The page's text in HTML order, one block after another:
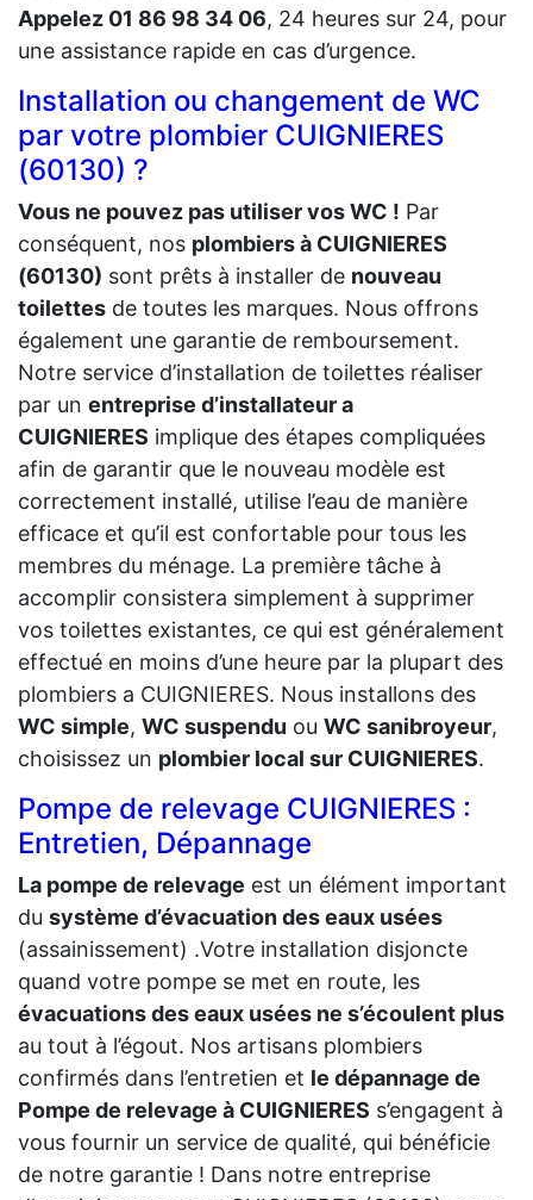
Appelez 01 86 98 34 06, 24 heures sur 24, pour
une assistance rapide en cas d’urgence.
Installation ou changement de WC
par votre plombier CUIGNIERES
(60130) ?
Vous ne pouvez pas utiliser vos WC ! Par
conséquent, nos plombiers à CUIGNIERES
(60130) sont prêts à installer de nouveau
toilettes de toutes les marques. Nous offrons
également une garantie de remboursement.
Notre service d’installation de toilettes réaliser
par un entreprise d’installateur a
CUIGNIERES implique des étapes compliquées
afin de garantir que le nouveau modèle est
correctement installé, utilise l’eau de manière
efficace et qu’il est confortable pour tous les
membres du ménage. La première tâche à
accomplir consistera simplement à supprimer
vos toilettes existantes, ce qui est généralement
effectué en moins d’une heure par la plupart des
plombiers a CUIGNIERES. Nous installons des
WC simple, WC suspendu ou WC sanibroyeur,
choisissez un plombier local sur CUIGNIERES.
Pompe de relevage CUIGNIERES :
Entretien, Dépannage
La pompe de relevage est un élément important
du système d’évacuation des eaux usées
(assainissement) .Votre installation disjoncte
quand votre pompe se met en route, les
évacuations des eaux usées ne s’écoulent plus
au tout à l’égout. Nos artisans plombiers
confirmés dans l’entretien et le dépannage de
Pompe de relevage à CUIGNIERES s’engagent à
vous fournir un service de qualité, qui bénéficie
de notre garantie ! Dans notre entreprise